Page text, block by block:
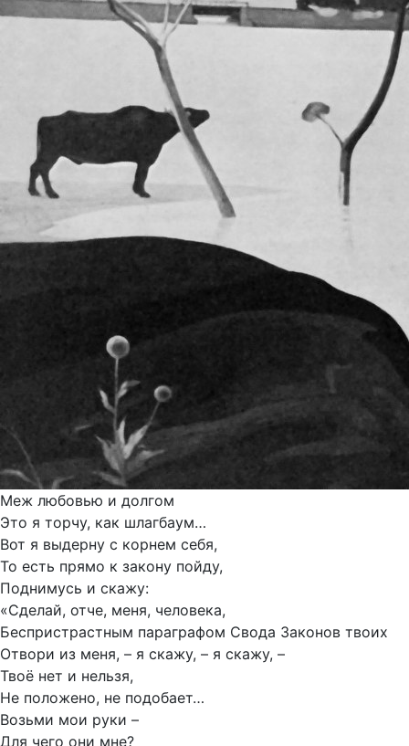
Меж любовью и долгом
Это я торчу, как шлагбаум…
Вот я выдерну с корнем себя,
То есть прямо к закону пойду,
Поднимусь и скажу:
«Сделай, отче, меня, человека,
Беспристрастным параграфом Свода Законов твоих
Отвори из меня, – я скажу, – я скажу, –
Твоё нет и нельзя,
Не положено, не подобает…
Возьми мои руки –
Для чего они мне?